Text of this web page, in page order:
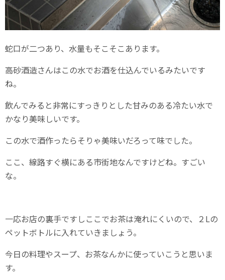
蛇口が二つあり、水量もそこそこあります。
高砂酒造さんはこの水でお酒を仕込んでいるみたいです
ね。
飲んでみると非常にすっきりとした甘みのある冷たい水で
かなり美味しいです。
この水で酒作ったらそりゃ美味いだろって味でした。
ここ、線路すぐ横にある市街地なんですけどね。すごい
な。
一応お店の裏手ですしここでお茶は淹れにくいので、２Lの
ペットボトルに入れていきましょう。
今日の料理やスープ、お茶なんかに使っていこうと思いま
す。